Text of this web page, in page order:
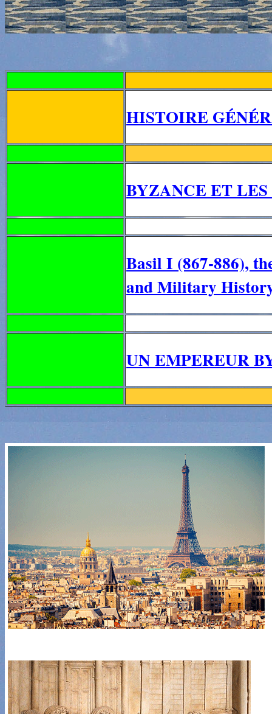
HISTOIRE
BYZANCE ET
Basil I (867-886),
and Military
UN EMPEREUR